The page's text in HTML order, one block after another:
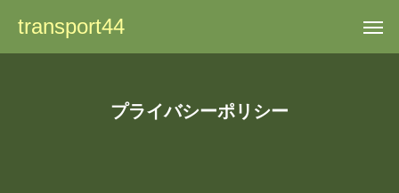
transport44
プライバシーポリシー